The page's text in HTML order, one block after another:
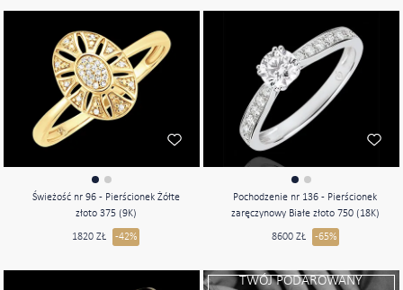
Świeżość nr 96 - Pierścionek Żółte
złoto 375 (9K)
1820 ZŁ -42%
Pochodzenie nr 136 - Pierścionek
zaręczynowy Białe złoto 750 (18K)
8600 ZŁ -65%
TWÓJ PODAROWANY